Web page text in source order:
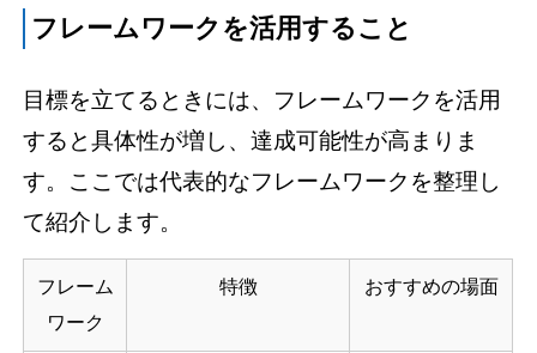
フレームワークを活用すること
目標を立てるときには、フレームワークを活用
すると具体性が増し、達成可能性が高まりま
す。ここでは代表的なフレームワークを整理し
て紹介します。
フレーム
ワーク
特徴 おすすめの場面